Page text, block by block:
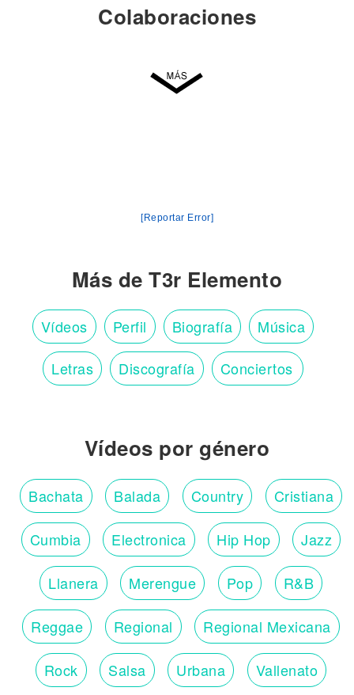
Colaboraciones
[Reportar Error]
Más de T3r Elemento
Vídeos Perfil Biografía Música
Letras Discografía Conciertos
Vídeos por género
Bachata Balada Country Cristiana
Cumbia Electronica Hip Hop Jazz
Llanera Merengue Pop R&B
Reggae Regional Regional Mexicana
Rock Salsa Urbana Vallenato